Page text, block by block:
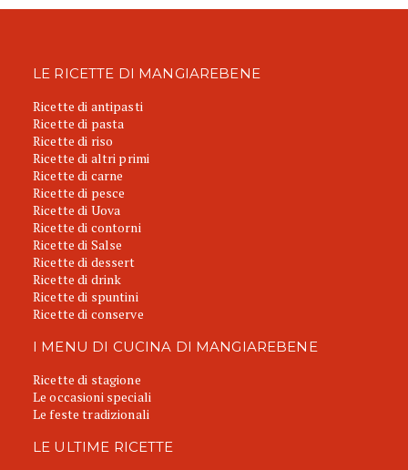
LE RICETTE DI MANGIAREBENE
Ricette di antipasti
Ricette di pasta
Ricette di riso
Ricette di altri primi
Ricette di carne
Ricette di pesce
Ricette di Uova
Ricette di contorni
Ricette di Salse
Ricette di dessert
Ricette di drink
Ricette di spuntini
Ricette di conserve
I MENU DI CUCINA DI MANGIAREBENE
Ricette di stagione
Le occasioni speciali
Le feste tradizionali
LE ULTIME RICETTE